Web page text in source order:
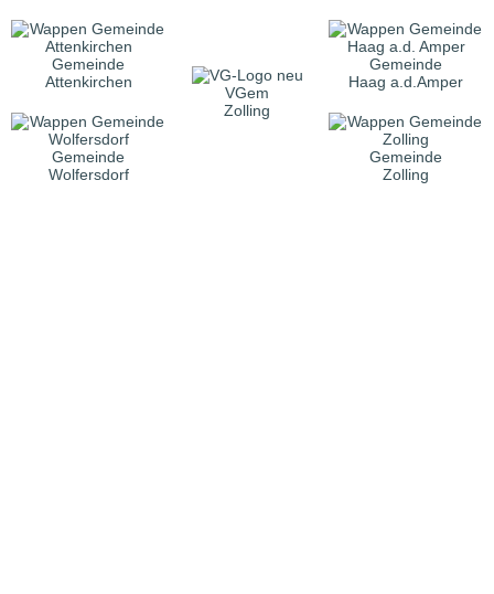
Gemeinde
Attenkirchen
VGem
Zolling
Gemeinde
Haag a.d.Amper
Gemeinde
Wolfersdorf
Gemeinde
Zolling